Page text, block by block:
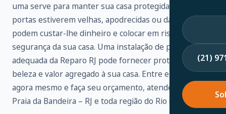
(21)
uma serve para manter sua casa protegida. Se as suas
portas estiverem velhas, apodrecidas ou danificadas,
podem custar-lhe dinheiro e colocar em risco a
segurança da sua casa. Uma instalação de porta
adequada da Reparo RJ pode fornecer proteção,
beleza e valor agregado à sua casa. Entre em contato
agora mesmo e faça seu orçamento, atendemos em
Praia da Bandeira – RJ e toda região do Rio de Janeiro.